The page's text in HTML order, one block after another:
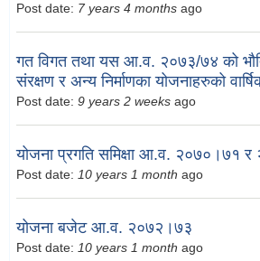
Post date: 7 years 4 months ago
गत विगत तथा यस आ.व. २०७३/७४ को
संरक्षण र अन्य निर्माणका योजनाहरुको
Post date: 9 years 2 weeks ago
योजना प्रगति समिक्षा आ.व. २०७०।७१
Post date: 10 years 1 month ago
योजना बजेट आ.व. २०७२।७३
Post date: 10 years 1 month ago